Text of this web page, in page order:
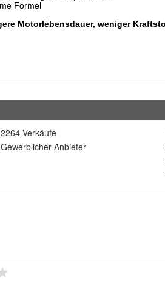
2264 Verkäufe
Gewerblicher Anbieter